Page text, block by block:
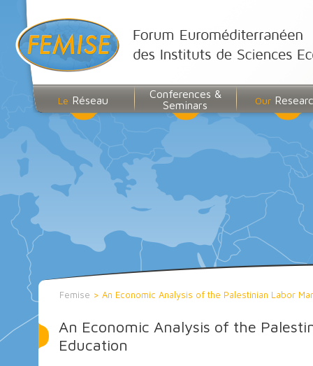
Le Réseau
Conferences &
Seminars
Our
Femise > An Economic Analysis of the Palestinian Labor
An Economic Analysis of the
Education